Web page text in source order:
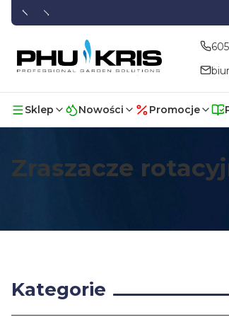
Sklep Nowości Promocje
Zraszacze
Kategorie